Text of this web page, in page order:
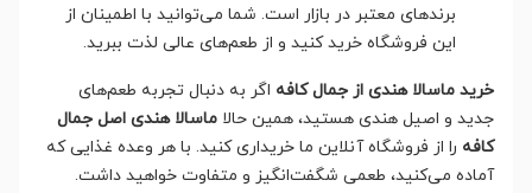
برندهای معتبر در بازار است. شما می‌توانید با اطمینان از
این فروشگاه خرید کنید و از طعم‌های عالی لذت ببرید.
خرید ماسالا هندی از جمال کافه اگر به دنبال تجربه طعم‌های
جدید و اصیل هندی هستید، همین حالا ماسالا هندی اصل جمال
کافه را از فروشگاه آنلاین ما خریداری کنید. با هر وعده غذایی که
آماده می‌کنید، طعمی شگفت‌انگیز و متفاوت خواهید داشت.